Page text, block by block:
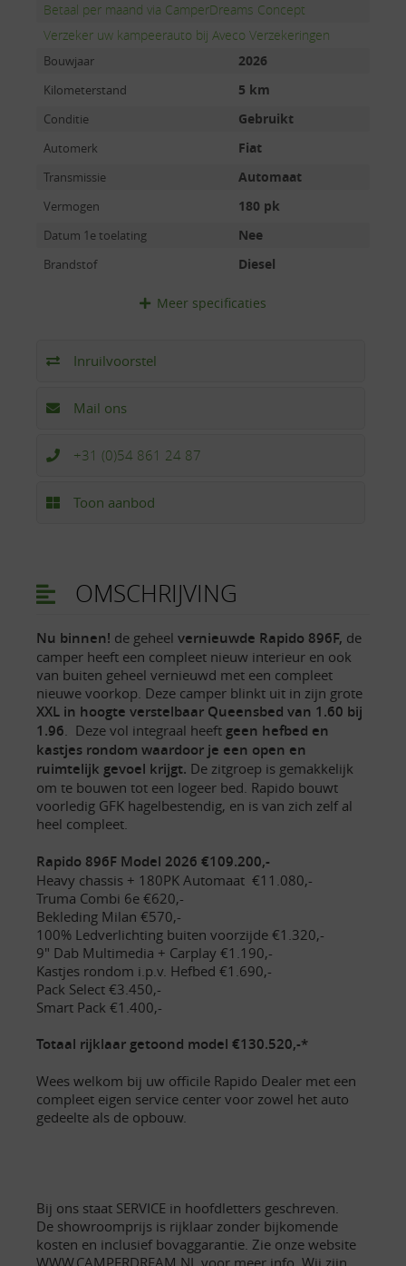
Betaal per maand via CamperDreams Concept
Verzeker uw kampeerauto bij Aveco Verzekeringen
Bouwjaar 2026
Kilometerstand 5 km
Conditie Gebruikt
Automerk Fiat
Transmissie Automaat
Vermogen 180 pk
Datum 1e toelating Nee
Brandstof Diesel
Meer specificaties
Inruilvoorstel
Mail ons
+31 (0)54 861 24 87
Toon aanbod
OMSCHRIJVING
Nu binnen! de geheel vernieuwde Rapido 896F, de
camper heeft een compleet nieuw interieur en ook
van buiten geheel vernieuwd met een compleet
nieuwe voorkop. Deze camper blinkt uit in zijn grote
XXL in hoogte verstelbaar Queensbed van 1.60 bij
1.96. Deze vol integraal heeft geen hefbed en
kastjes rondom waardoor je een open en
ruimtelijk gevoel krijgt. De zitgroep is gemakkelijk
om te bouwen tot een logeer bed. Rapido bouwt
voorledig GFK hagelbestendig, en is van zich zelf al
heel compleet.
Rapido 896F Model 2026 €109.200,-
Heavy chassis + 180PK Automaat €11.080,-
Truma Combi 6e €620,-
Bekleding Milan €570,-
100% Ledverlichting buiten voorzijde €1.320,-
9" Dab Multimedia + Carplay €1.190,-
Kastjes rondom i.p.v. Hefbed €1.690,-
Pack Select €3.450,-
Smart Pack €1.400,-
Totaal rijklaar getoond model €130.520,-*
Wees welkom bij uw officile Rapido Dealer met een
compleet eigen service center voor zowel het auto
gedeelte als de opbouw.
Bij ons staat SERVICE in hoofdletters geschreven.
De showroomprijs is rijklaar zonder bijkomende
kosten en inclusief bovaggarantie. Zie onze website